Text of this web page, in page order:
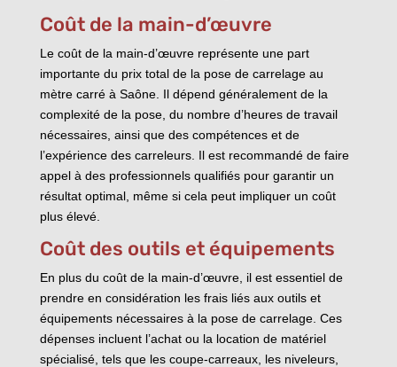
Coût de la main-d’œuvre
Le coût de la main-d’œuvre représente une part
importante du prix total de la pose de carrelage au
mètre carré à Saône. Il dépend généralement de la
complexité de la pose, du nombre d’heures de travail
nécessaires, ainsi que des compétences et de
l’expérience des carreleurs. Il est recommandé de faire
appel à des professionnels qualifiés pour garantir un
résultat optimal, même si cela peut impliquer un coût
plus élevé.
Coût des outils et équipements
En plus du coût de la main-d’œuvre, il est essentiel de
prendre en considération les frais liés aux outils et
équipements nécessaires à la pose de carrelage. Ces
dépenses incluent l’achat ou la location de matériel
spécialisé, tels que les coupe-carreaux, les niveleurs,